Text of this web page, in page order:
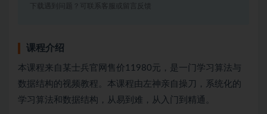
下载遇到问题？可联系客服或留言反馈
课程介绍
本课程来自某士兵官网售价11980元，是一门学习算法与
数据结构的视频教程。本课程由左神亲自操刀，系统化的
学习算法和数据结构，从易到难，从入门到精通。